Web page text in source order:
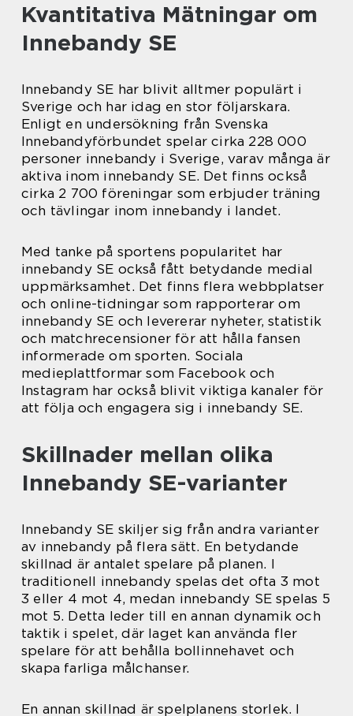
Kvantitativa Mätningar om
Innebandy SE
Innebandy SE har blivit alltmer populärt i
Sverige och har idag en stor följarskara.
Enligt en undersökning från Svenska
Innebandyförbundet spelar cirka 228 000
personer innebandy i Sverige, varav många är
aktiva inom innebandy SE. Det finns också
cirka 2 700 föreningar som erbjuder träning
och tävlingar inom innebandy i landet.
Med tanke på sportens popularitet har
innebandy SE också fått betydande medial
uppmärksamhet. Det finns flera webbplatser
och online-tidningar som rapporterar om
innebandy SE och levererar nyheter, statistik
och matchrecensioner för att hålla fansen
informerade om sporten. Sociala
medieplattformar som Facebook och
Instagram har också blivit viktiga kanaler för
att följa och engagera sig i innebandy SE.
Skillnader mellan olika
Innebandy SE-varianter
Innebandy SE skiljer sig från andra varianter
av innebandy på flera sätt. En betydande
skillnad är antalet spelare på planen. I
traditionell innebandy spelas det ofta 3 mot
3 eller 4 mot 4, medan innebandy SE spelas 5
mot 5. Detta leder till en annan dynamik och
taktik i spelet, där laget kan använda fler
spelare för att behålla bollinnehavet och
skapa farliga målchanser.
En annan skillnad är spelplanens storlek. I